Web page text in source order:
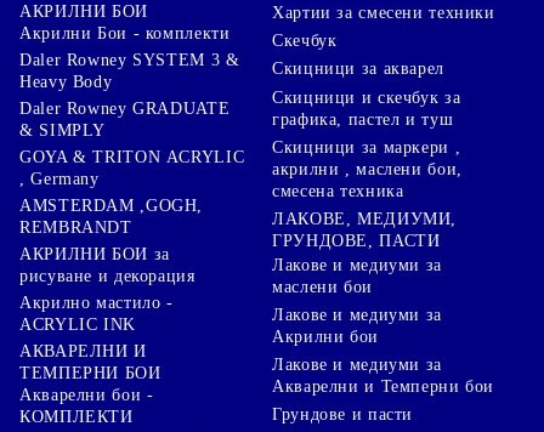
АКРИЛНИ БОИ
Акрилни Бои - комплекти
Daler Rowney SYSTEM 3 &
Heavy Body
Daler Rowney GRADUATE
& SIMPLY
GOYA & TRITON АCRYLIC
, Germany
AMSTERDAM ,GOGH,
REMBRANDT
АКРИЛНИ БОИ за
рисуване и декорация
Акрилно мастило -
ACRYLIC INK
АКВАРЕЛНИ И
ТЕМПЕРНИ БОИ
Акварелни бои -
КОМПЛЕКТИ
Хартии за смесени техники
Скечбук
Скицници за акварел
Скицници и скечбук за
графика, пастел и туш
Скицници за маркери ,
акрилни , маслени бои,
смесена техника
ЛАКОВЕ, МЕДИУМИ,
ГРУНДОВЕ, ПАСТИ
Лакове и медиуми за
маслени бои
Лакове и медиуми за
Акрилни бои
Лакове и медиуми за
Акварелни и Темперни бои
Грундове и пасти